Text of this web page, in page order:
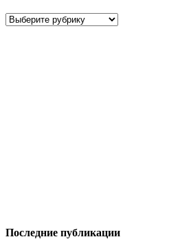
Рубрики
Последние публикации